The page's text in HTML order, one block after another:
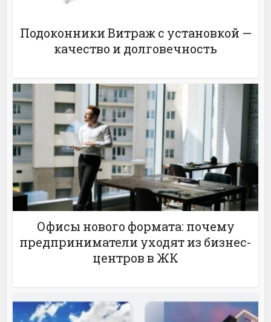
Подоконники Витраж с установкой —
качество и долговечность
Офисы нового формата: почему
предприниматели уходят из бизнес-
центров в ЖК